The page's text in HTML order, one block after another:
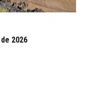
2026